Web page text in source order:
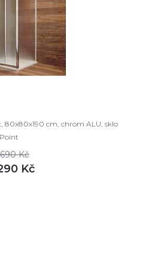
80x80x190 cm, chrom ALU, sklo
Point
Kč
Kč